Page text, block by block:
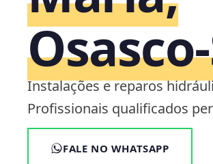
Instalações e reparos
Profissionais qualificados
FALE NO WHATSAPP